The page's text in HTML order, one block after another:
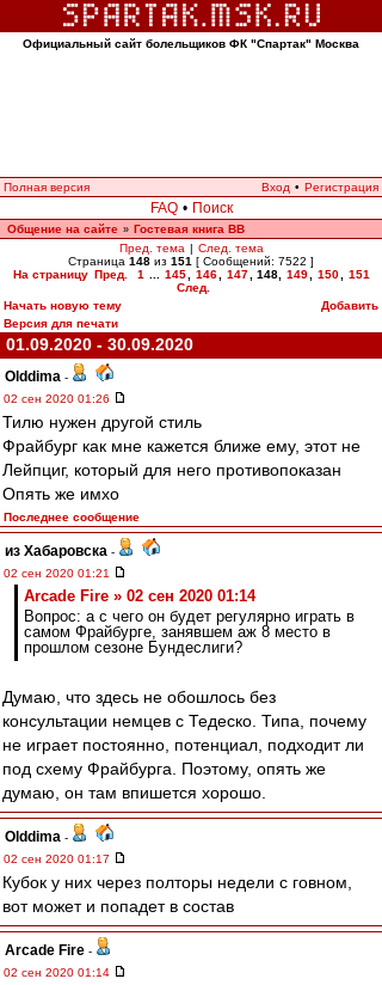
Официальный сайт болельщиков ФК "Спартак" Москва
Полная версия Вход • Регистрация
FAQ • Поиск
Общение на сайте » Гостевая книга ВВ
Пред. тема | След. тема
Страница 148 из 151 [ Сообщений: 7522 ]
На страницу Пред. 1 145 146 147 148, 149 150
151
След.
Начать новую тему
Добавить
Версия для печати
01.09.2020 - 30.09.2020
Olddima -
02 сен 2020 01:26
Тилю нужен другой стиль
Фрайбург как мне кажется ближе ему, этот не
Лейпциг, который для него противопоказан
Опять же имхо
Последнее сообщение
из Хабаровска -
02 сен 2020 01:21
Arcade Fire » 02 сен 2020 01:14
Вопрос: а с чего он будет регулярно играть в
самом Фрайбурге, занявшем аж 8 место в
прошлом сезоне Бундеслиги?
Думаю, что здесь не обошлось без
консультации немцев с Тедеско. Типа, почему
не играет постоянно, потенциал, подходит ли
под схему Фрайбурга. Поэтому, опять же
думаю, он там впишется хорошо.
Olddima -
02 сен 2020 01:17
Кубок у них через полторы недели с говном,
вот может и попадет в состав
Arcade Fire -
02 сен 2020 01:14